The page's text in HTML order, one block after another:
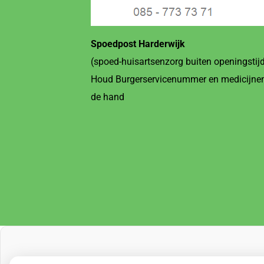
Spoedpost Harderwijk
(spoed-huisartsenzorg buiten
Houd Burgerservicenummer en
de hand